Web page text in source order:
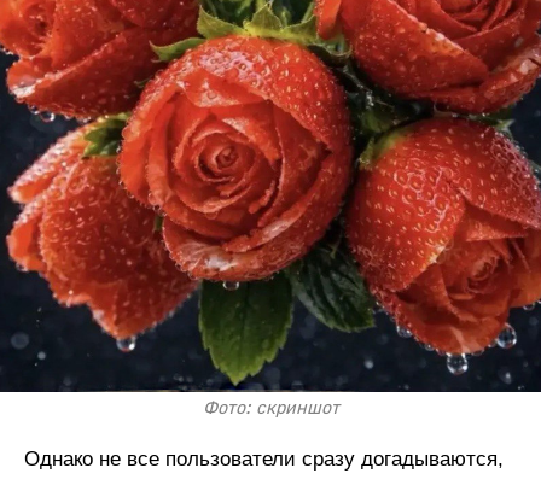
Фото: скриншот
Однако не все пользователи сразу догадываются,